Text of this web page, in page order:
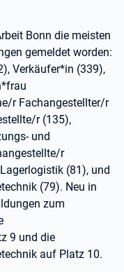
Bonn die meisten
gemeldet worden:
Verkäufer*in (339),
r Fachangestellter/r
r (135),
und
r
(81), und
(79). Neu in
zum
9 und die
auf Platz 10.